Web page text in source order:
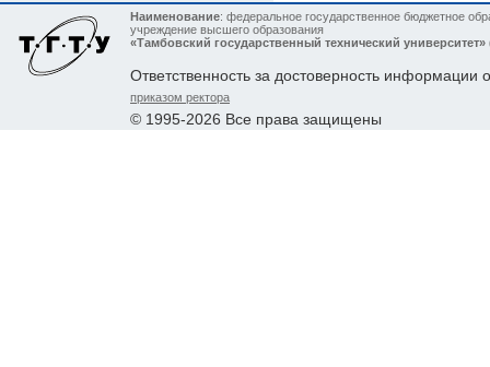
Наименование: федеральное государственное бюджетное
учреждение высшего образования
«Тамбовский государственный технический
Ответственность за достоверность информации
приказом ректора
© 1995-2026 Все права защищены